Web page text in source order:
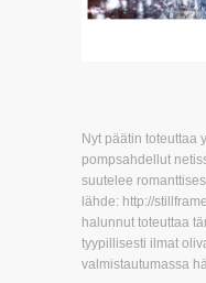
Nyt päätin toteuttaa
pompsahdellut
suutelee
lähde: http://
halunnut toteuttaa
tyypillisesti ilmat
valmistautumassa